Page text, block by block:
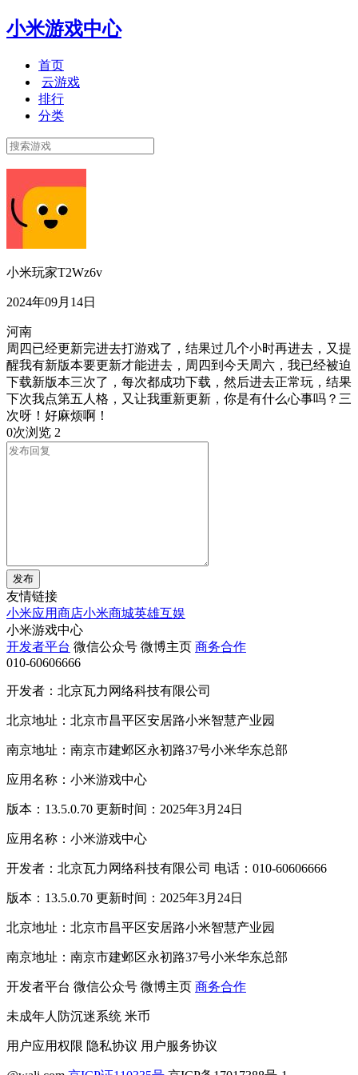
小米游戏中心
首页
云游戏
排行
分类
小米玩家T2Wz6v
2024年09月14日
河南
周四已经更新完进去打游戏了，结果过几个小时再进去，又提
醒我有新版本要更新才能进去，周四到今天周六，我已经被迫
下载新版本三次了，每次都成功下载，然后进去正常玩，结果
下次我点第五人格，又让我重新更新，你是有什么心事吗？三
次呀！好麻烦啊！
0次浏览 2
发布
友情链接
小米应用商店小米商城英雄互娱
小米游戏中心
开发者平台 微信公众号 微博主页 商务合作
010-60606666
开发者：北京瓦力网络科技有限公司
北京地址：北京市昌平区安居路小米智慧产业园
南京地址：南京市建邺区永初路37号小米华东总部
应用名称：小米游戏中心
版本：13.5.0.70 更新时间：2025年3月24日
应用名称：小米游戏中心
开发者：北京瓦力网络科技有限公司 电话：010-60606666
版本：13.5.0.70 更新时间：2025年3月24日
北京地址：北京市昌平区安居路小米智慧产业园
南京地址：南京市建邺区永初路37号小米华东总部
开发者平台 微信公众号 微博主页 商务合作
未成年人防沉迷系统 米币
用户应用权限 隐私协议 用户服务协议